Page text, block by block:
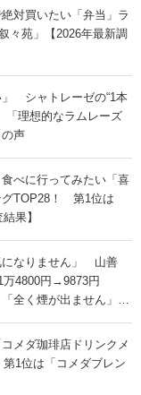
対買いたい「弁当」ラ
々苑」【2026年最新調
」 シャトレーゼの“1本
理想的なラムレーズ
声
べに行ってみたい「喜
グTOP28！ 第1位は
果】
になりません」 山善
1万4800円→9873円
全く煙が出ません」と
メダ珈琲店ドリンクメ
1位は「コメダブレン